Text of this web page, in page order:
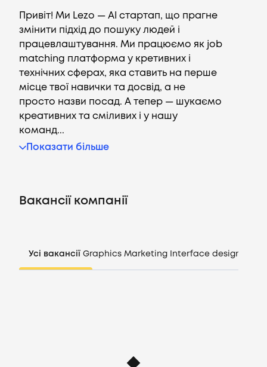
CV генератор
Привіт! Ми Lezo — AI стартап, що прагне
змінити підхід до пошуку людей і
працевлаштування. Ми працюємо як job
matching платформа у кретивних і
технічних сферах, яка ставить на перше
місце твої навички та досвід, а не
просто назви посад. А тепер — шукаємо
креативних та сміливих і у нашу
команд...
Показати більше
Вакансії компанії
Усі вакансії Graphics Marketing Interface design